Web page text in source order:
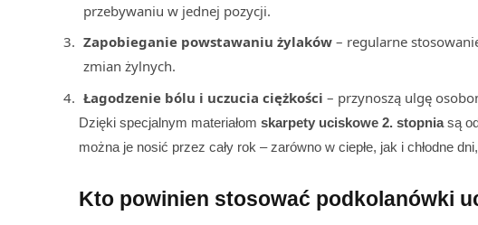
przebywaniu w jednej pozycji.
Zapobieganie powstawaniu żylaków – regularne
zmian żylnych.
Łagodzenie bólu i uczucia ciężkości – przynoszą ulgę
Dzięki specjalnym materiałom skarpety uciskowe 2. stopniasą
można je nosić przez cały rok – zarówno w ciepłe, jak i chłodne
Kto powinien stosować podkolanówki